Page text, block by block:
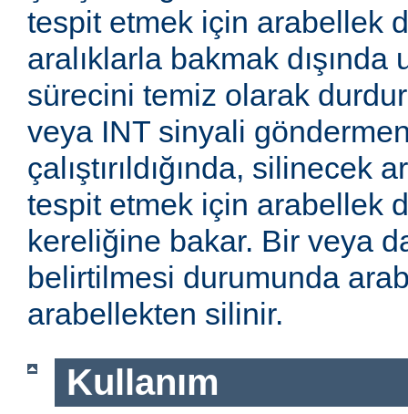
tespit etmek için arabellek
aralıklarla bakmak
sürecini temiz olarak
veya INT sinyali
çalıştırıldığında, silinecek
tespit etmek için arabellek
kereliğine bakar. Bir veya
belirtilmesi durumunda
arabellekten silinir.
Kullanım